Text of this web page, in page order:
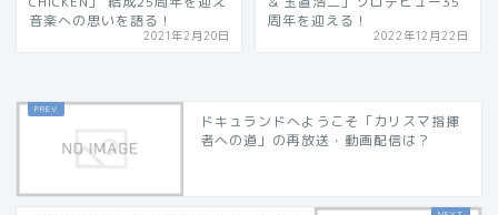
音楽への思いを語る！
2021年2月20日
周年を迎える！
2022年12月22日
ドキュランドへようこそ「カリスマ指揮
者への道」の再放送・動画配信は？